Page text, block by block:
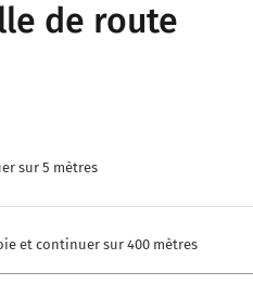
de route
sur 5 mètres
et continuer sur 400 mètres